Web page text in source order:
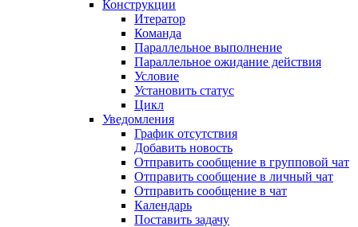
Конструкции
Итератор
Команда
Параллельное выполнение
Параллельное ожидание действия
Условие
Установить статус
Цикл
Уведомления
График отсутствия
Добавить новость
Отправить сообщение в групповой чат
Отправить сообщение в личный чат
Отправить сообщение в чат
Календарь
Поставить задачу